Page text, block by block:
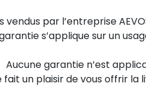
vendus par l’entreprise
s’applique sur un
Aucune garantie n’est
fait un plaisir de vous offrir